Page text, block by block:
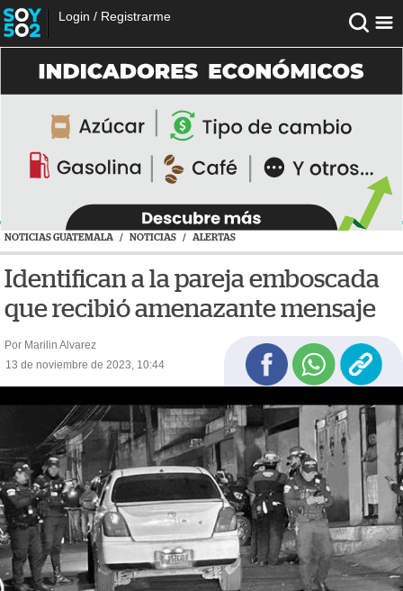
Login / Registrarme
NOTICIAS GUATEMALA / NOTICIAS / ALERTAS
Identifican a la pareja emboscada
que recibió amenazante mensaje
Por Marilin Alvarez
13 de noviembre de 2023, 10:44